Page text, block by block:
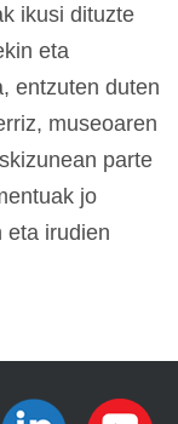
ikusi dituzte
eta
entzuten duten
museoaren
parte
jo
eta irudien